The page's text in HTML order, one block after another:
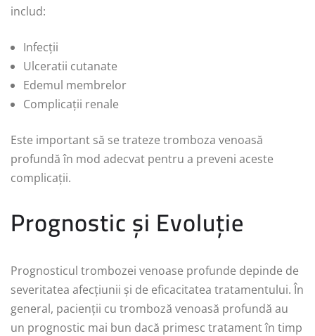
includ:
Infecții
Ulceratii cutanate
Edemul membrelor
Complicații renale
Este important să se trateze tromboza venoasă
profundă în mod adecvat pentru a preveni aceste
complicații.
Prognostic și Evoluție
Prognosticul trombozei venoase profunde depinde de
severitatea afecțiunii și de eficacitatea tratamentului. În
general, pacienții cu tromboză venoasă profundă au
un prognostic mai bun dacă primesc tratament în timp